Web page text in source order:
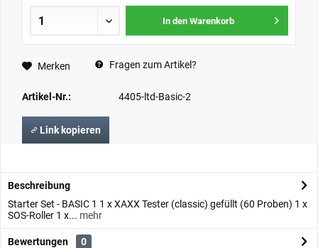
In den Warenkorb
Merken Fragen zum Artikel?
Artikel-Nr.: 4405-ltd-Basic-2
Link kopieren
Beschreibung
Starter Set - BASIC 1 1 x XAXX Tester (classic) gefüllt (60 Proben) 1 x
SOS-Roller 1 x... mehr
Bewertungen
0